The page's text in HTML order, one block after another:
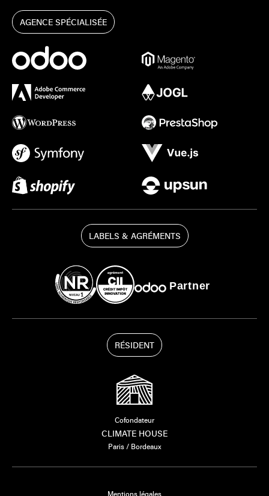
AGENCE SPÉCIALISÉE
LABELS & AGRÉMENTS
Partner
RÉSIDENT
Cofondateur
CLIMATE HOUSE
Paris / Bordeaux
Mentions légales